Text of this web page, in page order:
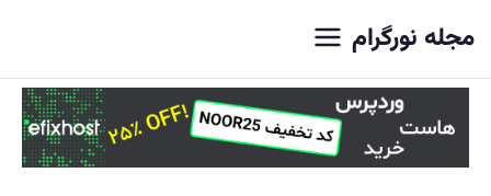
مجله نورگرام